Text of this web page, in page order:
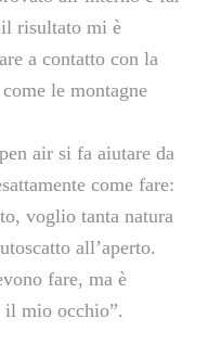
risultato mi è
a contatto con la
le montagne
air si fa aiutare da
come fare:
voglio tanta natura
all’aperto.
fare, ma è
mio occhio”.